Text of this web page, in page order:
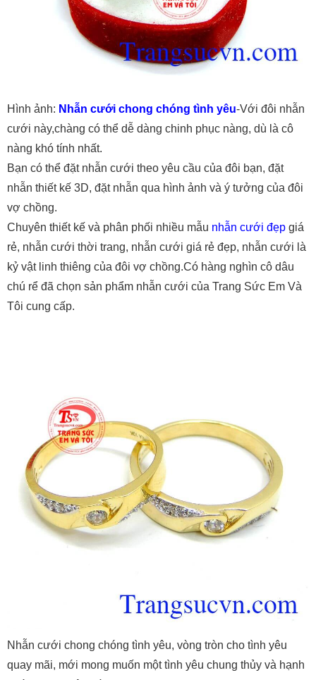
Hình ảnh: Nhẫn cưới chong chóng tình yêu-Với đôi nhẫn
cưới này,chàng có thể dễ dàng chinh phục nàng, dù là cô
nàng khó tính nhất.
Bạn có thể đặt nhẫn cưới theo yêu cầu của đôi bạn, đặt
nhẫn thiết kế 3D, đặt nhẫn qua hình ảnh và ý tưởng của đôi
vợ chồng.
Chuyên thiết kế và phân phối nhiều mẫu nhẫn cưới đẹp giá
rẻ, nhẫn cưới thời trang, nhẫn cưới giá rẻ đẹp, nhẫn cưới là
kỷ vật linh thiêng của đôi vợ chồng.Có hàng nghìn cô dâu
chú rể đã chọn sản phẩm nhẫn cưới của Trang Sức Em Và
Tôi cung cấp.
Nhẫn cưới chong chóng tình yêu, vòng tròn cho tình yêu
quay mãi, mới mong muốn một tình yêu chung thủy và hạnh